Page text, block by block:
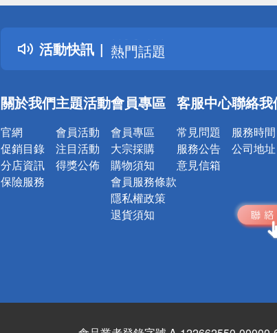
活動快訊
詐騙網頁！請小心！
得獎公告
熱門話題
銀行優惠
詐騙網頁！請小心！
關於我們
官網
促銷目錄
分店資訊
保險服務
主題活動
會員活動
注目活動
得獎公佈
會員專區
會員專區
大宗採購
購物須知
會員服務條款
隱私權政策
退貨須知
客服中心
常見問題
服務公告
意見信箱
聯絡我
服務時間
公司地址